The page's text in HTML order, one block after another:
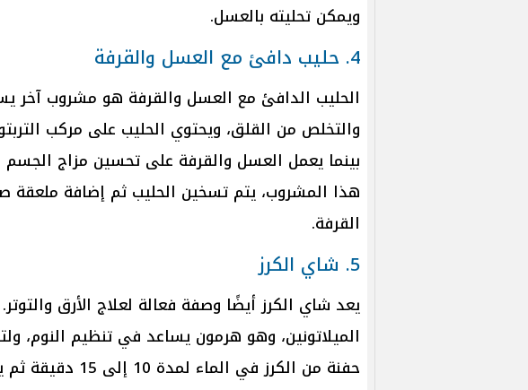
ويمكن تحليته بالعسل.
4. حليب دافئ مع العسل والقرفة
الحليب الدافئ مع العسل والقرفة هو مشروب آخر
والتخلص من القلق، ويحتوي الحليب على مركب
بينما يعمل العسل والقرفة على تحسين مزاج الجسم
هذا المشروب، يتم تسخين الحليب ثم إضافة
القرفة.
5. شاي الكرز
يعد شاي الكرز أيضًا وصفة فعالة لعلاج الأرق
الميلاتونين، وهو هرمون يساعد في تنظيم النوم،
حفنة من الكرز في الماء لمدة 10 إلى 15 دقيقة ثم يشرب قبل النوم.